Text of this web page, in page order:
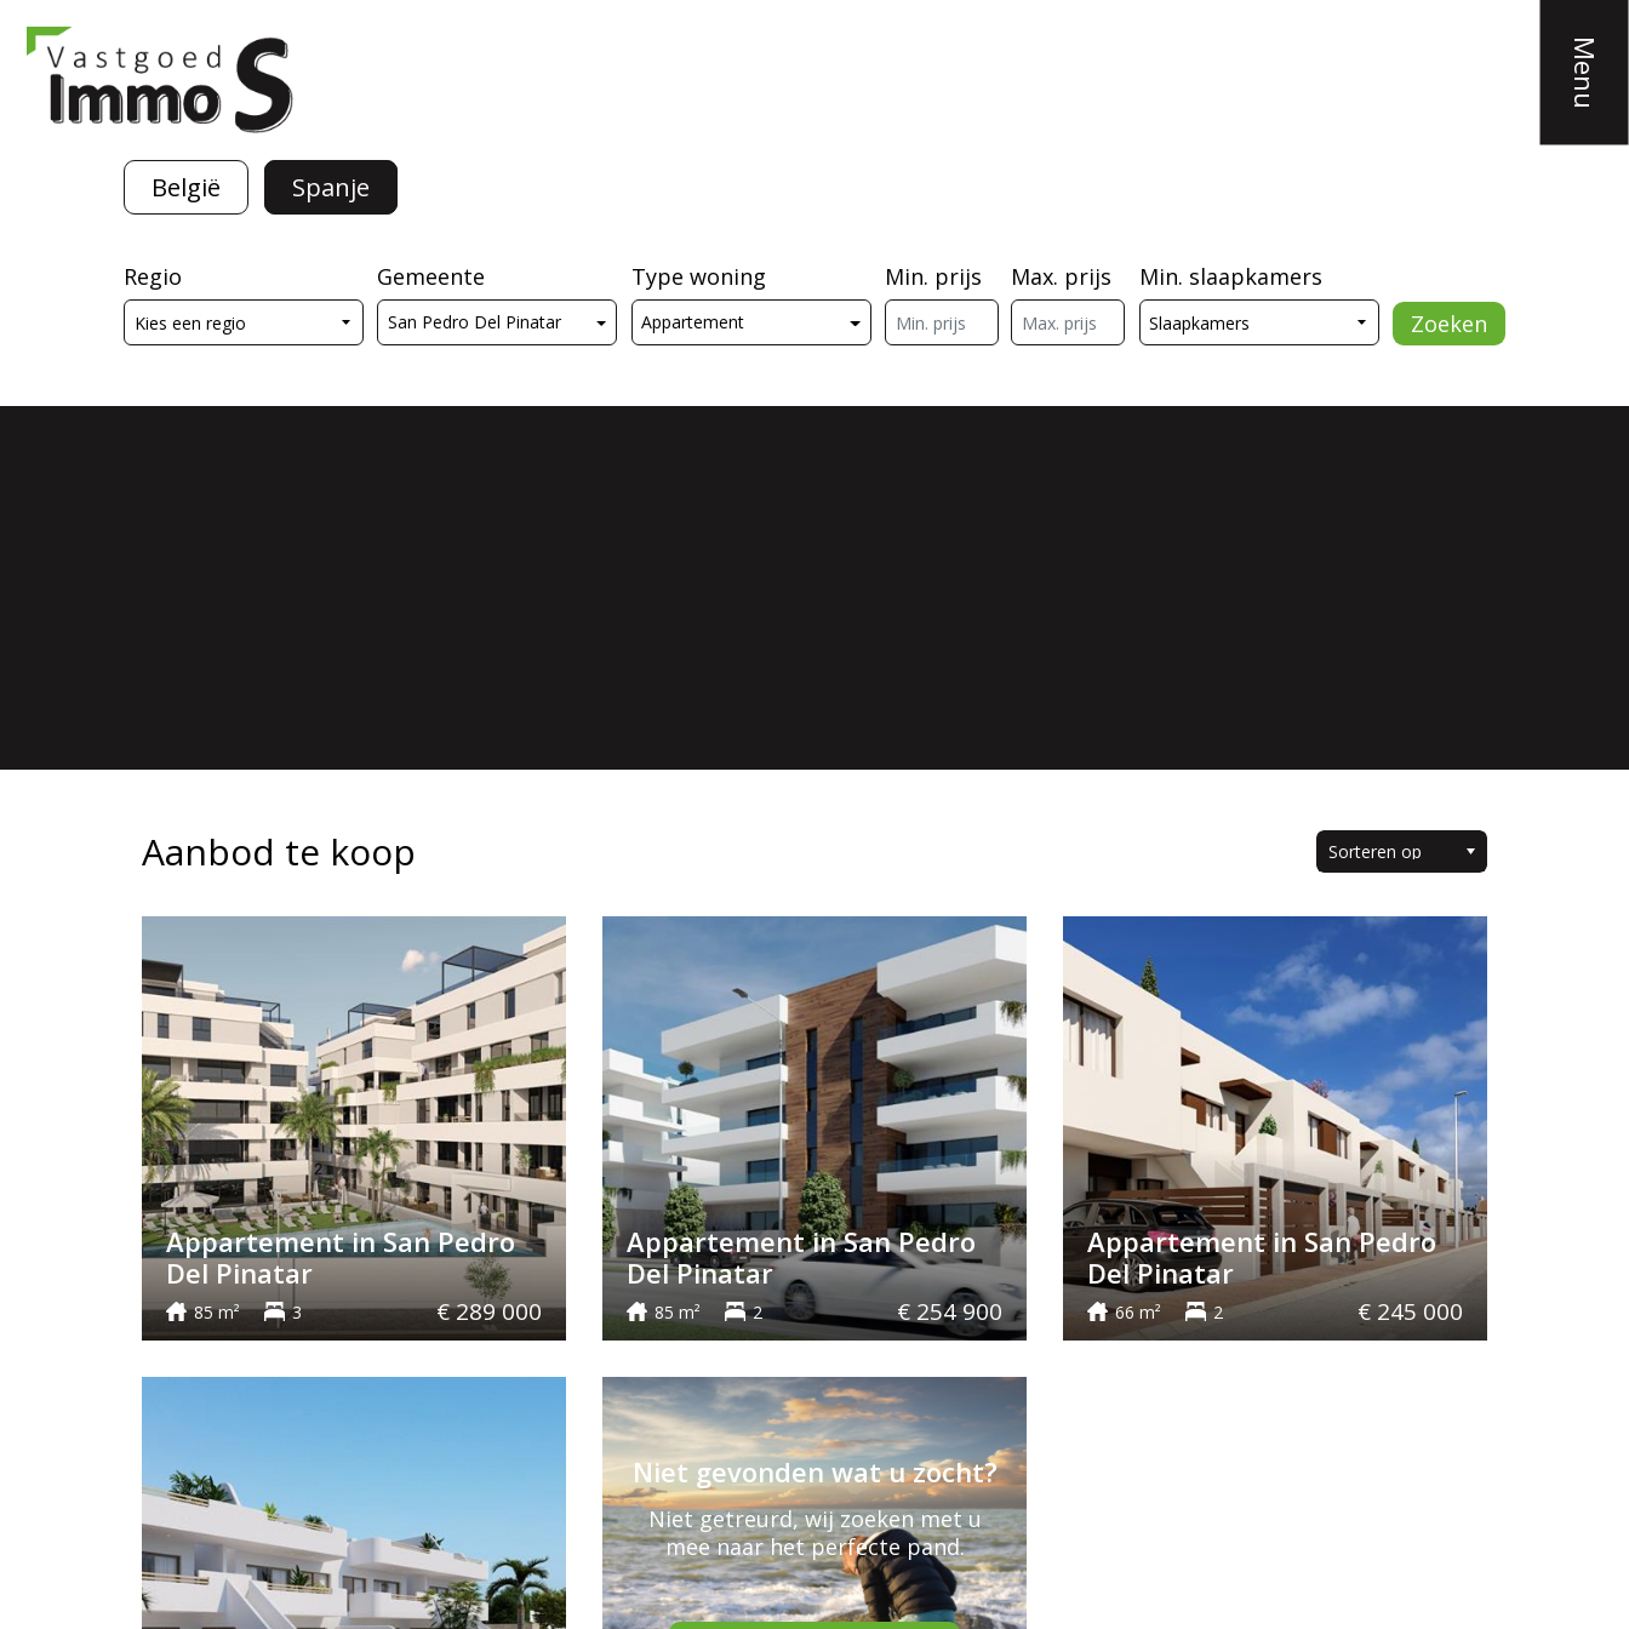
Menu
België Spanje
Regio Gemeente
San Pedro Del Pinatar
Type woning
Appartement
Min. prijs Max. prijs
Min. slaapkamers
Zoeken
Aanbod te koop
Appartement in San Pedro
Del Pinatar
85 m² 3 € 289 000
Appartement in San Pedro
Del Pinatar
85 m² 2 € 254 900
Appartement in San Pedro
Del Pinatar
66 m² 2 € 245 000
Niet gevonden wat u zocht?
Niet getreurd, wij zoeken met u
mee naar het perfecte pand.